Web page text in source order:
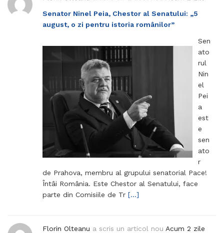
Senator Ninel Peia, Chestor al Senatului: „5
august, o zi pentru istoria românilor”
Sen
ato
rul
Nin
el
Pei
a
est
e
sen
ato
r
de Prahova, membru al grupului senatorial Pace!
Întâi România. Este Chestor al Senatului, face
parte din Comisiile de Tr […]
Florin Olteanu a scris un articol nou Acum 2 zile